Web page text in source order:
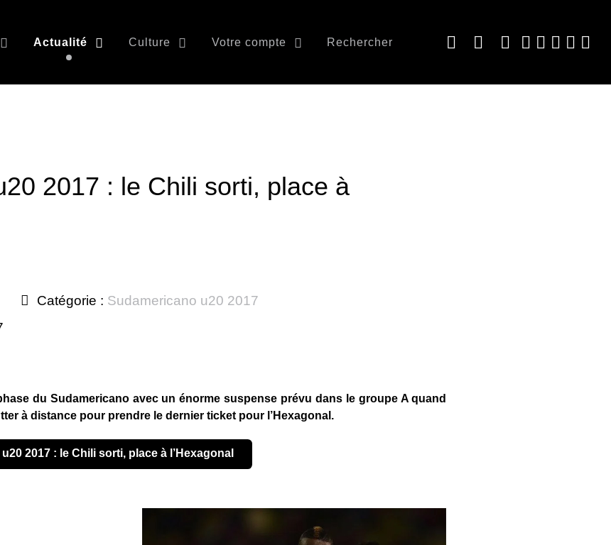
Actualité Culture Votre compte Rechercher
2017 : le Chili sorti, place à
Catégorie : Sudamericano u20 2017
du Sudamericano avec un énorme suspense prévu dans le groupe A quand
à distance pour prendre le dernier ticket pour l’Hexagonal.
2017 : le Chili sorti, place à l’Hexagonal